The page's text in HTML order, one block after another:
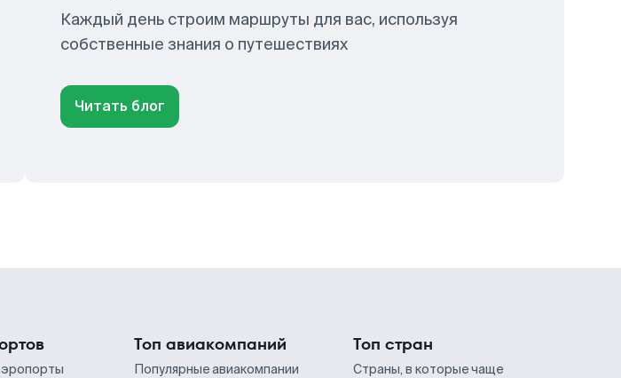
Каждый день строим маршруты для вас, используя
собственные знания о путешествиях
Читать блог
Топ авиакомпаний
Популярные авиакомпании
Топ стран
Страны, в которые чаще